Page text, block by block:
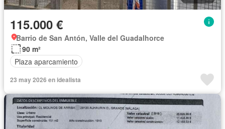
115.000 €
Barrio de San Antón, Valle del Guadalhorce
90 m²
Plaza aparcamiento
23 may 2026 en idealista